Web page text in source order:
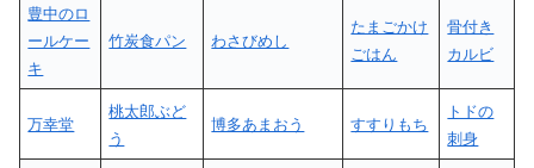
豊中のロ
ールケー
キ
竹炭食パン わさびめし
たまごかけ
ごはん
骨付き
カルビ
万幸堂
桃太郎ぶど
う
博多あまおう すすりもち
トドの
刺身